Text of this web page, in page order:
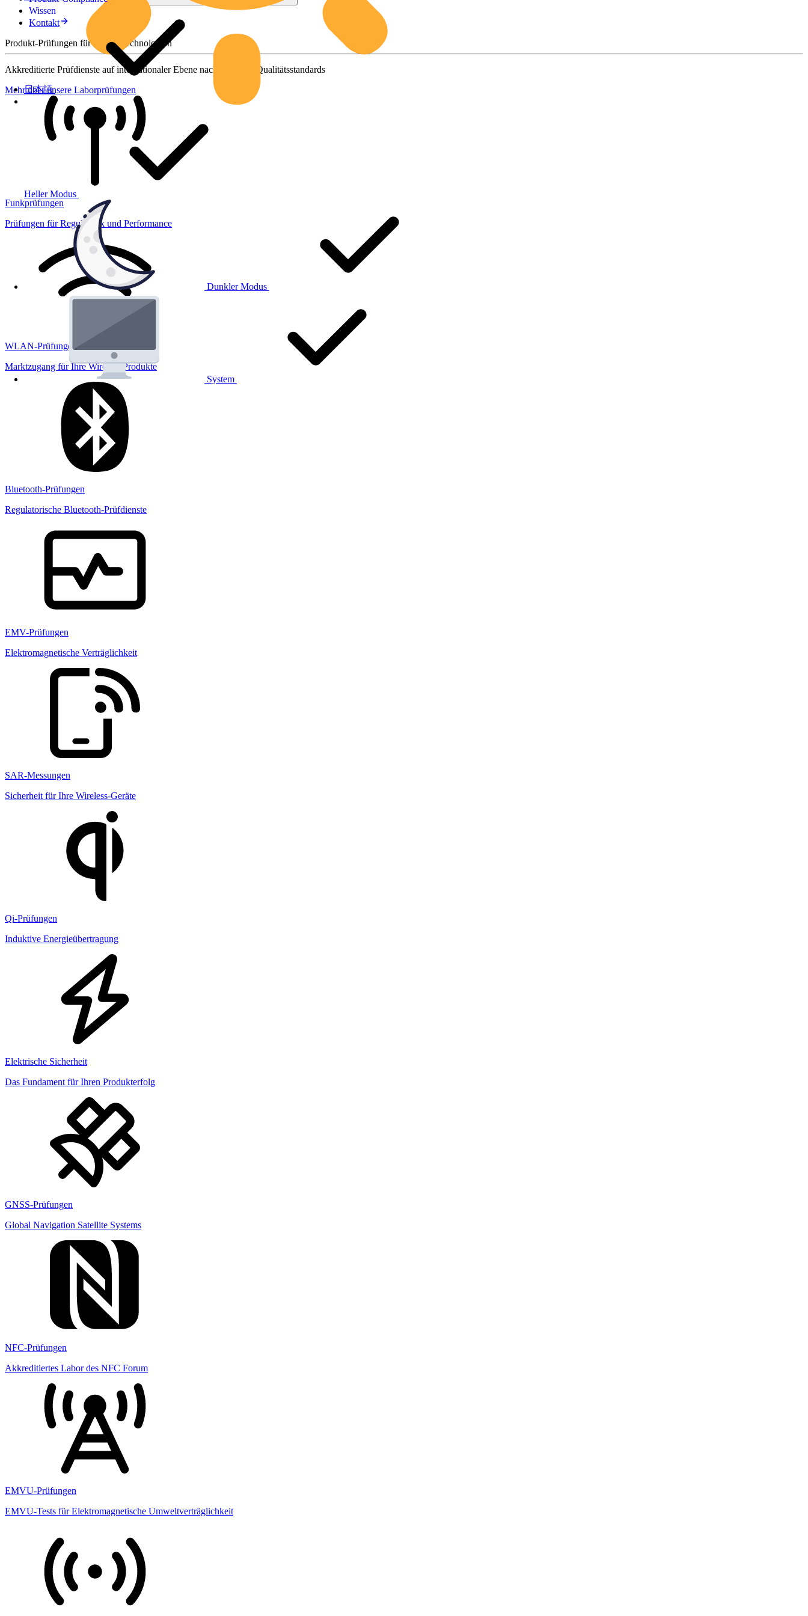
Heller Modus
Dunkler Modus
System
日本語
Wissen
Kontakt
Produkt-Prüfungen für smarte Technologien
Akkreditierte Prüfdienste auf internationaler Ebene nach höchsten Qualitätsstandards
Mehr über unsere Laborprüfungen
Funkprüfungen
Prüfungen für Regulatorik und Performance
WLAN-Prüfungen
Marktzugang für Ihre Wireless Produkte
Bluetooth-Prüfungen
Regulatorische Bluetooth-Prüfdienste
EMV-Prüfungen
Elektromagnetische Verträglichkeit
SAR-Messungen
Sicherheit für Ihre Wireless-Geräte
Qi-Prüfungen
Induktive Energieübertragung
Elektrische Sicherheit
Das Fundament für Ihren Produkterfolg
GNSS-Prüfungen
Global Navigation Satellite Systems
NFC-Prüfungen
Akkreditiertes Labor des NFC Forum
EMVU-Prüfungen
EMVU-Tests für Elektromagnetische Umweltverträglichkeit